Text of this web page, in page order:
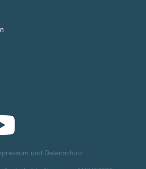
und Datenschutz